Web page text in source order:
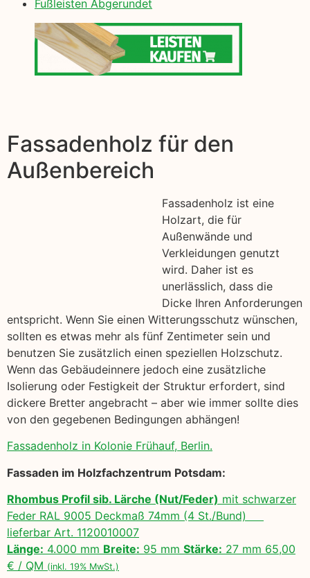
Fußleisten Abgerundet
Fassadenholz für den
Außenbereich
Fassadenholz ist eine
Holzart, die für
Außenwände und
Verkleidungen genutzt
wird. Daher ist es
unerlässlich, dass die
Dicke Ihren Anforderungen
entspricht. Wenn Sie einen Witterungsschutz wünschen,
sollten es etwas mehr als fünf Zentimeter sein und
benutzen Sie zusätzlich einen speziellen Holzschutz.
Wenn das Gebäudeinnere jedoch eine zusätzliche
Isolierung oder Festigkeit der Struktur erfordert, sind
dickere Bretter angebracht – aber wie immer sollte dies
von den gegebenen Bedingungen abhängen!
Fassadenholz in Kolonie Frühauf, Berlin.
Fassaden im Holzfachzentrum Potsdam:
Rhombus Profil sib. Lärche (Nut/Feder) mit schwarzer
Feder RAL 9005 Deckmaß 74mm (4 St./Bund)
lieferbar Art. 1120010007
Länge: 4.000 mm Breite: 95 mm Stärke: 27 mm 65,00
€ / QM (inkl. 19% MwSt.)